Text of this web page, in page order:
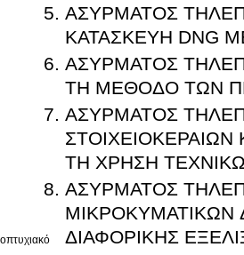
ΑΣΥΡΜΑΤΟΣ
ΚΑΤΑΣΚΕΥΗ DNG
ΑΣΥΡΜΑΤΟΣ
ΤΗ ΜΕΘΟΔΟ ΤΩΝ
ΑΣΥΡΜΑΤΟΣ
ΤΗ ΧΡΗΣΗ
ΑΣΥΡΜΑΤΟΣ
ΜΙΚΡΟΚΥΜΑΤΙΚΩΝ
ΔΙΑΦΟΡΙΚΗΣ